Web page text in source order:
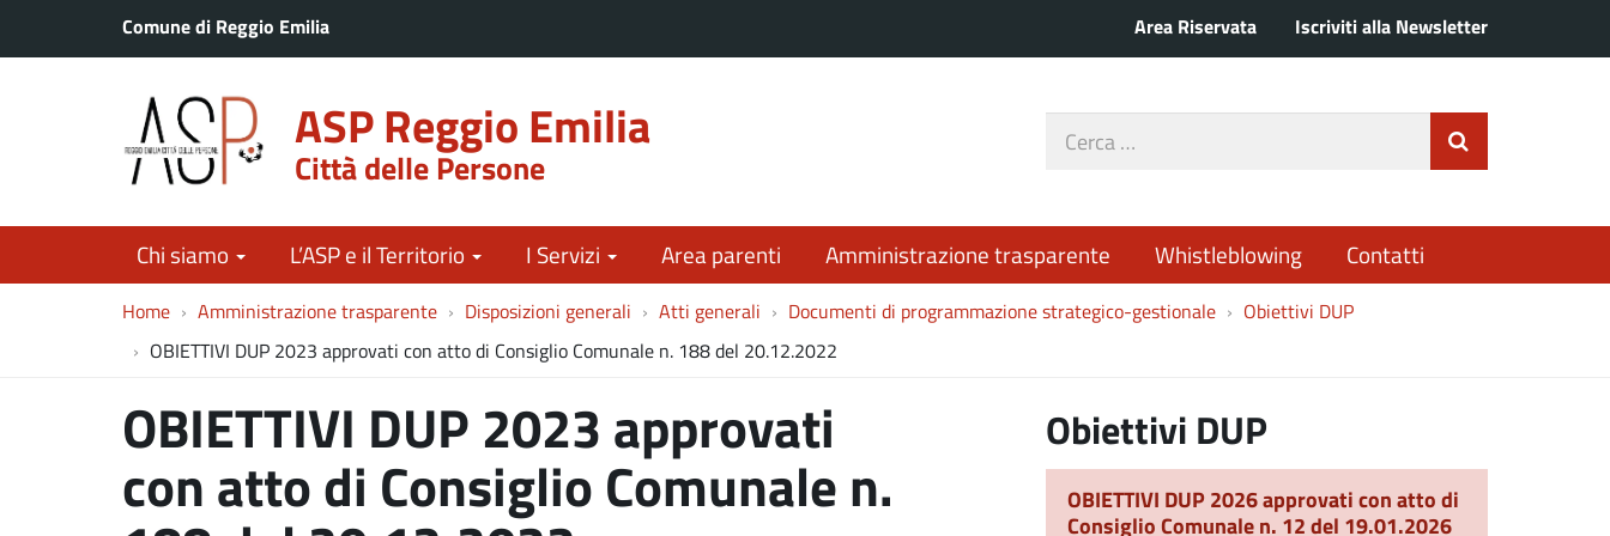
Comune di Reggio Emilia Area Riservata Iscriviti alla Newsletter
ASP Reggio Emilia
Città delle Persone
Cerca
Chi siamo L’ASP e il Territorio I Servizi Area parenti Amministrazione trasparente Whistleblowing Contatti
Home Amministrazione trasparente Disposizioni generali Atti generali Documenti di programmazione strategico-gestionale
Obiettivi DUP
OBIETTIVI DUP 2023 approvati con atto di Consiglio Comunale n. 188 del 20.12.2022
OBIETTIVI DUP 2023 approvati
con atto di Consiglio Comunale n.
Obiettivi DUP
OBIETTIVI DUP 2026 approvati con atto di
Consiglio Comunale n. 12 del 19.01.2026